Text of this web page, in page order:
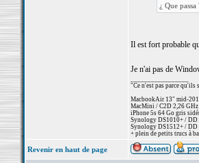
¿ Que passa
Il est fort probable
Je n'ai pas de
"Ce n'est pas parce
MacbookAir 13" mid-
MacMini / C2D 2,26
iPhone 5s 64 Go gris
Synology DS1010+ /
Synology DS1512+ /
+ plein de petits trucs à
Revenir en haut de page